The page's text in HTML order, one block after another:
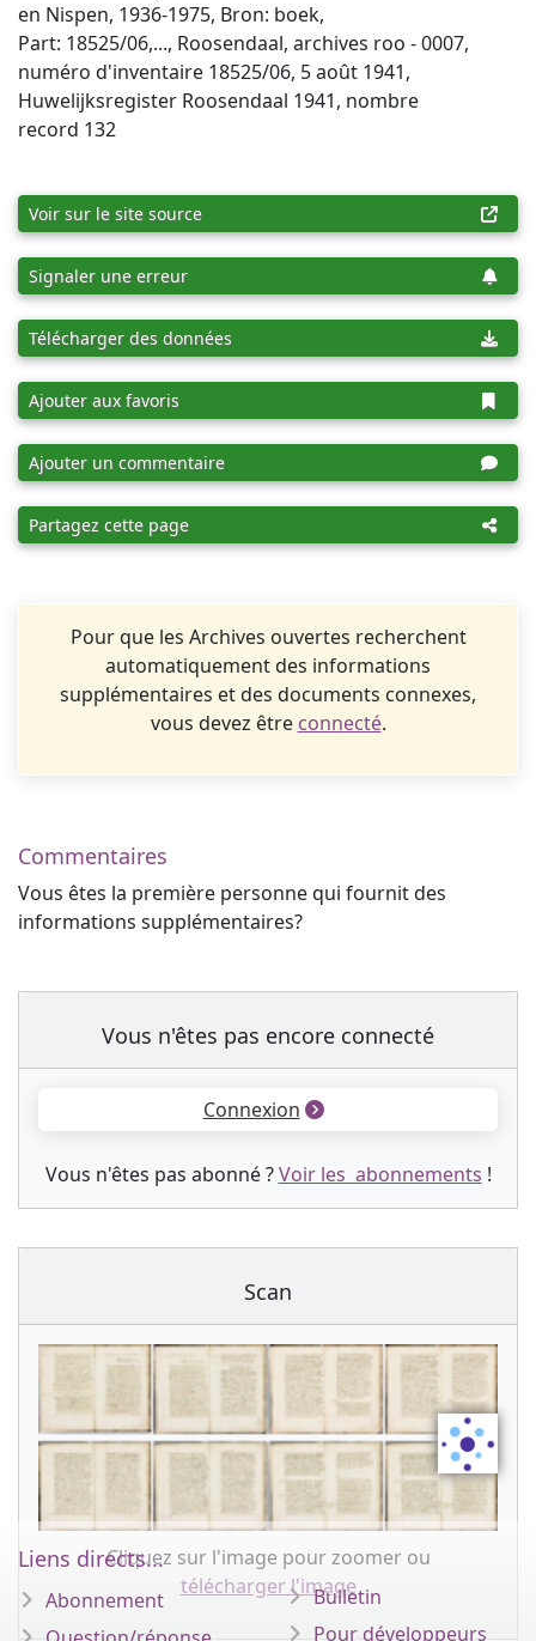
en Nispen, 1936-1975, Bron: boek,
Part: 18525/06,..., Roosendaal, archives roo - 0007,
numéro d'inventaire 18525/06, 5 août 1941,
Huwelijksregister Roosendaal 1941, nombre
record 132
Voir sur le site source
Signaler une erreur
Télécharger des données
Ajouter aux favoris
Ajouter un commentaire
Partagez cette page
Pour que les Archives ouvertes recherchent
automatiquement des informations
supplémentaires et des documents connexes,
vous devez être connecté.
Commentaires
Vous êtes la première personne qui fournit des
informations supplémentaires?
Vous n'êtes pas encore connecté
Connexion
Vous n'êtes pas abonné ?Voir les abonnements !
Scan
Cliquez sur l'image pour zoomer ou
télécharger l'image
Liens directs...
Abonnement
Bulletin
Pour développeurs